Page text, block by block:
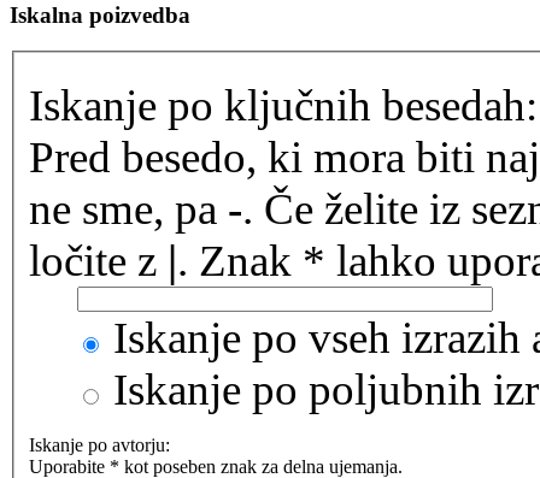
Iskalna poizvedba
Iskanje po ključnih besedah:
Pred besedo, ki mora biti
ne sme, pa -. Če želite iz
ločite z |. Znak * lahko
Iskanje po vseh izrazih
Iskanje po poljubnih
Iskanje po avtorju:
Uporabite * kot poseben znak za delna ujemanja.